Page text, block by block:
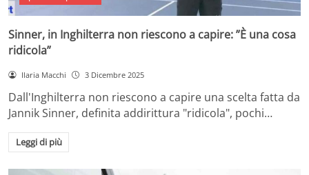
Sinner, in Inghilterra non riescono a capire: ”È una cosa
ridicola”
Ilaria Macchi 3 Dicembre 2025
Dall'Inghilterra non riescono a capire una scelta fatta da
Jannik Sinner, definita addirittura "ridicola", pochi…
Leggi di più